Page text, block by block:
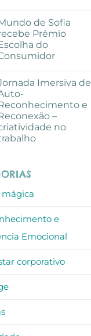
em
criativa
de Sofia
Prémio
do
Mundo
Sofia
Imersiva de
e
–
no
e
Emocional
corporativo